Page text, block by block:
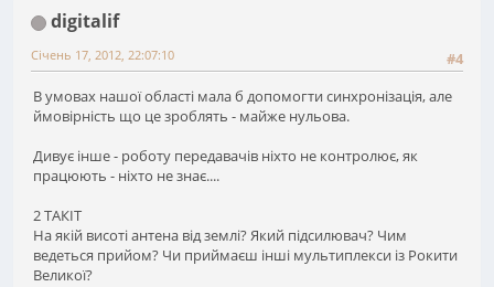
digitalif
#4
Січень 17, 2012, 22:07:10
В умовах нашої області мала б допомогти синхронізація, але
ймовірність що це зроблять - майже нульова.
Дивує інше - роботу передавачів ніхто не контролює, як
працюють - ніхто не знає....
2 ТАКІТ
На якій висоті антена від землі? Який підсилювач? Чим
ведеться прийом? Чи приймаєш інші мультиплекси із Рокити
Великої?